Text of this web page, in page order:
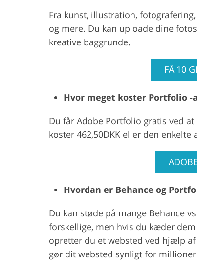
Fra kunst, illustration,
og mere. Du kan uploade dine
kreative baggrunde.
FÅ 10
Hvor meget koster Portfolio -
Du får Adobe Portfolio gratis ved
koster 462,50DKK eller den enkelte
Hvordan er Behance og
Du kan støde på mange Behance
forskellige, men hvis du kæder
opretter du et websted ved hjælp
gør dit websted synligt for millioner